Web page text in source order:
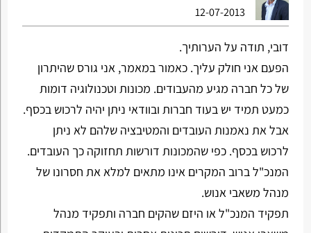
12-07-2013
דובי, תודה על הערותיך.
הפעם אני חולק עליך. כאמור במאמר, אני גורס שהיתרון
של כל חברה מגיע מהעבודים. מכונות וטכנולוגיה דומות
כמעט תמיד יש בעוד חברות ובוודאי ניתן יהיה לרכוש בכסף.
אבל את נאמנות העובדים והמטיבציה שלהם לא ניתן
לרכוש בכסף. כפי שהמכונות דורשות תחזוקה כך העובדים.
המנכ"ל ברוב המקרים אינו מתאים למלא את חסרונו של
מנהל משאבי אנוש.
תפקיד המנכ"ל או היזם שהקים חברה ותפקיד מנהל